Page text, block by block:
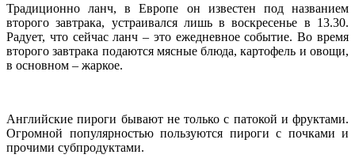
Традиционно ланч, в Европе он известен под названием
второго завтрака, устраивался лишь в воскресенье в 13.30.
Радует, что сейчас ланч – это ежедневное событие. Во время
второго завтрака подаются мясные блюда, картофель и овощи,
в основном – жаркое.
Английские пироги бывают не только с патокой и фруктами.
Огромной популярностью пользуются пироги с почками и
прочими субпродуктами.